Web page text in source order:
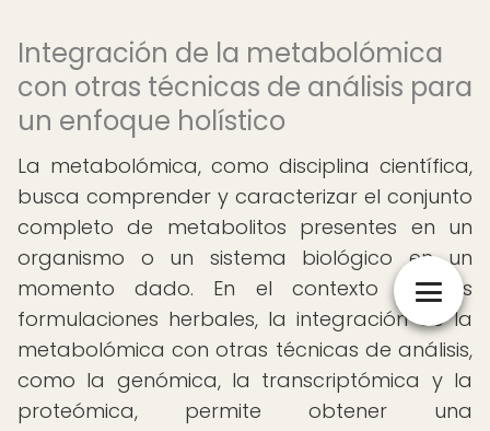
Integración de la metabolómica
con otras técnicas de análisis para
un enfoque holístico
La metabolómica, como disciplina científica,
busca comprender y caracterizar el conjunto
completo de metabolitos presentes en un
organismo o un sistema biológico en un
momento dado. En el contexto de las
formulaciones herbales, la integración de la
metabolómica con otras técnicas de análisis,
como la genómica, la transcriptómica y la
proteómica, permite obtener una